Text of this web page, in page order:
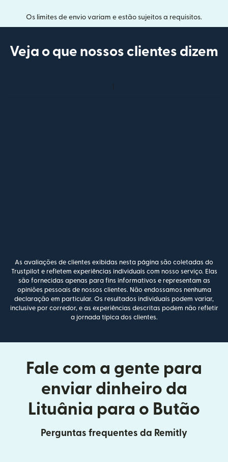
Os limites de envio variam e estão sujeitos a requisitos.
Veja o que nossos clientes dizem
As avaliações de clientes exibidas nesta página são coletadas do
Trustpilot e refletem experiências individuais com nosso serviço. Elas
são fornecidas apenas para fins informativos e representam as
opiniões pessoais de nossos clientes. Não endossamos nenhuma
declaração em particular. Os resultados individuais podem variar,
inclusive por corredor, e as experiências descritas podem não refletir
a jornada típica dos clientes.
Fale com a gente para
enviar dinheiro da
Lituânia para o Butão
Perguntas frequentes da Remitly